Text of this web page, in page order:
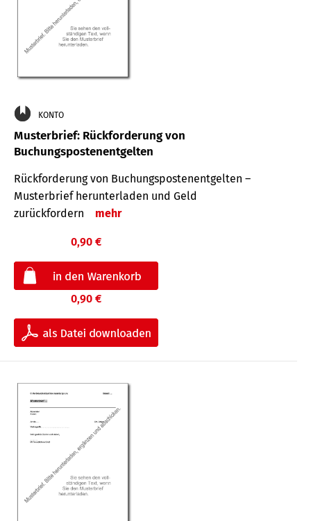
KONTO
Musterbrief: Rückforderung von
Buchungspostenentgelten
Rückforderung von Buchungspostenentgelten –
Musterbrief herunterladen und Geld
zurückfordern
mehr
0,90 €
0,90 €